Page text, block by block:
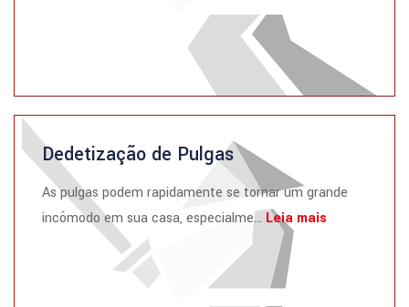
Dedetização de Pulgas
As pulgas podem rapidamente se tornar um grande
incômodo em sua casa, especialme... Leia mais